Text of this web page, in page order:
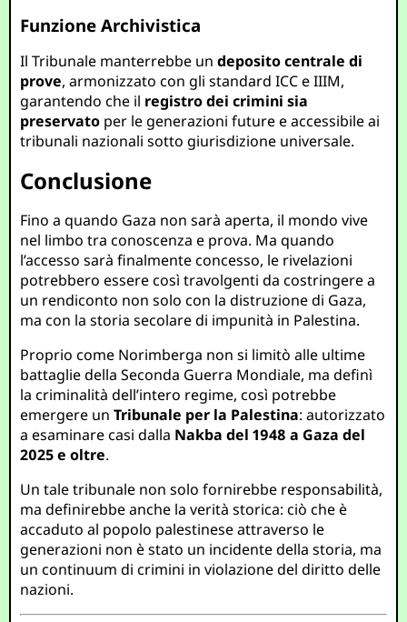
Funzione Archivistica
Il Tribunale manterrebbe undeposito centrale di
prove, armonizzato con gli standard ICC e IIIM,
garantendo che il registro dei crimini sia
preservato per le generazioni future e accessibile ai
tribunali nazionali sotto giurisdizione universale.
Conclusione
Fino a quando Gaza non sarà aperta, il mondo vive
nel limbo tra conoscenza e prova. Ma quando
l’accesso sarà finalmente concesso, le rivelazioni
potrebbero essere così travolgenti da costringere a
un rendiconto non solo con la distruzione di Gaza,
ma con la storia secolare di impunità in Palestina.
Proprio come Norimberga non si limitò alle ultime
battaglie della Seconda Guerra Mondiale, ma definì
la criminalità dell’intero regime, così potrebbe
emergere unTribunale per la Palestina: autorizzato
a esaminare casi dalla Nakba del 1948 a Gaza del
2025 e oltre.
Un tale tribunale non solo fornirebbe responsabilità,
ma definirebbe anche la verità storica: ciò che è
accaduto al popolo palestinese attraverso le
generazioni non è stato un incidente della storia, ma
un continuum di crimini in violazione del diritto delle
nazioni.